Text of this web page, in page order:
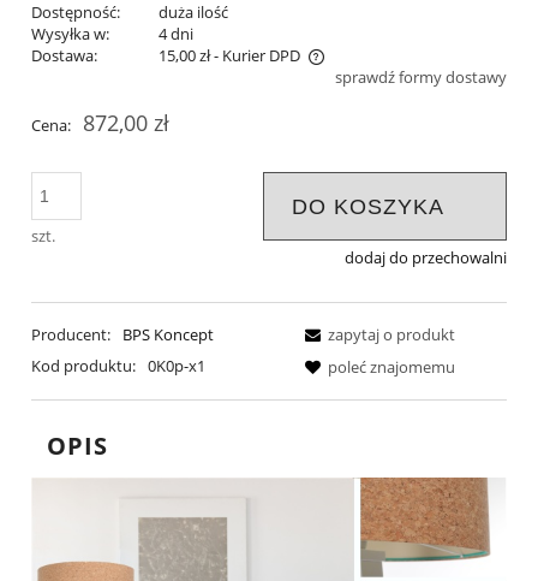
Dostępność:
duża ilość
Wysyłka w:
4 dni
Dostawa:
15,00 zł- Kurier DPD
Cena nie zawiera ewentualnych kosztów płatnościsprawdź formy dostawy
Cena: 872,00 zł
szt.
DO KOSZYKA
dodaj do przechowalni
Producent:
BPS Koncept
Kod produktu: 0K0p-x1
zapytaj o produkt
poleć znajomemu
OPIS